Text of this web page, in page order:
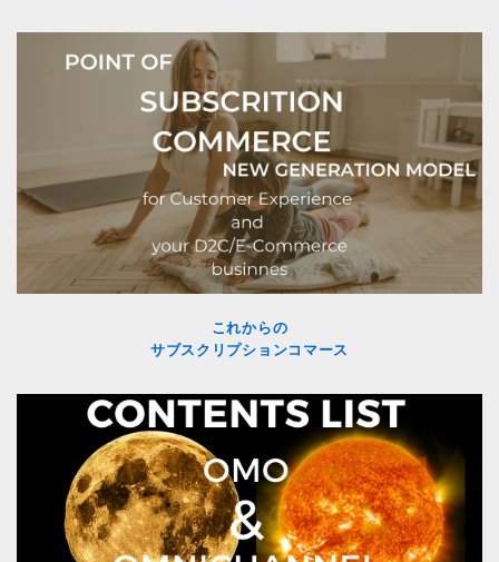
これからの
サブスクリプションコマース